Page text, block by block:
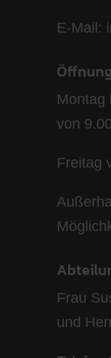
E-Mail:
Montag
von
Freitag
Frau
und